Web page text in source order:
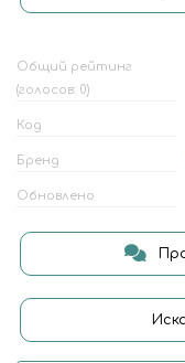
Общий рейтинг
(голосов: 0)
Код
Бренд
Обновлено